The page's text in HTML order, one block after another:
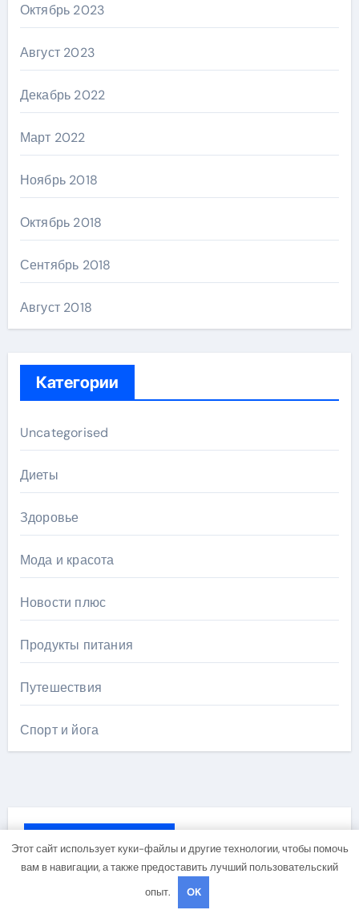
Октябрь 2023
Август 2023
Декабрь 2022
Март 2022
Ноябрь 2018
Октябрь 2018
Сентябрь 2018
Август 2018
Категории
Uncategorised
Диеты
Здоровье
Мода и красота
Новости плюс
Продукты питания
Путешествия
Спорт и йога
Вы пропустили
Этот сайт использует куки-файлы и другие технологии, чтобы помочь
вам в навигации, а также предоставить лучший пользовательский
опыт.
OK